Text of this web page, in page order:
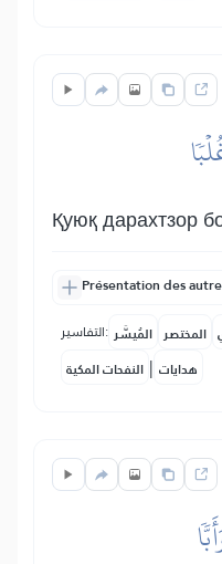
Қуюқ дарахтзор
Présentation des
التفاسير: المُيسَّر المختصر
النفحات المكية | هدايات